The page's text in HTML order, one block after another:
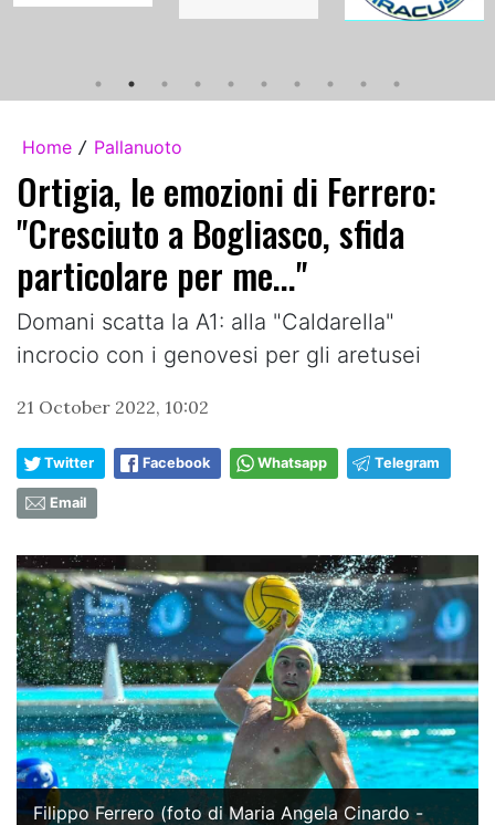
Home / Pallanuoto
Ortigia, le emozioni di Ferrero:
"Cresciuto a Bogliasco, sfida
particolare per me..."
Domani scatta la A1: alla "Caldarella"
incrocio con i genovesi per gli aretusei
21 October 2022, 10:02
Twitter Facebook Whatsapp Telegram
Email
Filippo Ferrero (foto di Maria Angela Cinardo -